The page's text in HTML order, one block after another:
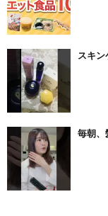
スキン
毎朝、